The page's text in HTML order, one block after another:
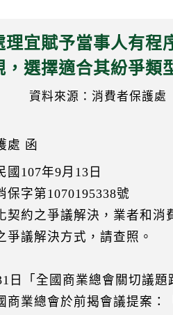
理宜賦予當事人有程
選擇適合其紛爭類
資料來源：消費者保護處
處 函
國107年9月13日
保字第1070195338號
契約之爭議解決，業者和
爭議解決方式，請查照。
日「全國商業總會關切議題
商業總會於前揭會議提案